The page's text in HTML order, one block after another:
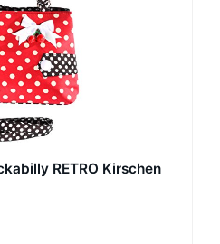
RETRO Kirschen